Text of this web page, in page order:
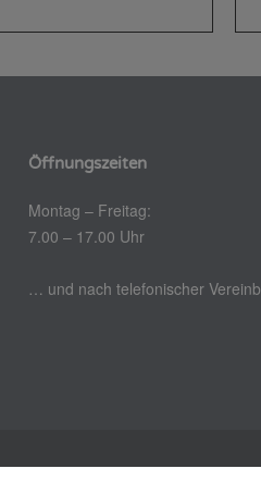
Öffnungszeiten
Montag – Freitag:
7.00 – 17.00 Uhr
… und nach telefonischer